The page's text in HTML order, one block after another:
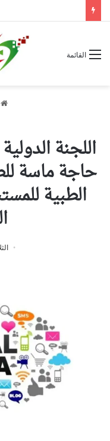
القائمة
اللجنة
حاجة ماسة
الطبية